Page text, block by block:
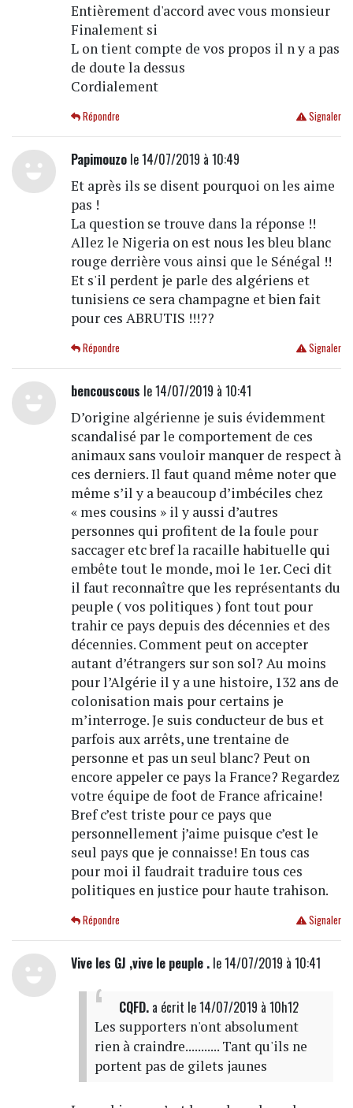
Entièrement d'accord avec vous monsieur
Finalement si
L on tient compte de vos propos il n y a pas
de doute la dessus
Cordialement
Signaler
Répondre
Papimouzole 14/07/2019 à 10:49
Et après ils se disent pourquoi on les aime
pas !
La question se trouve dans la réponse !!
Allez le Nigeria on est nous les bleu blanc
rouge derrière vous ainsi que le Sénégal !!
Et s'il perdent je parle des algériens et
tunisiens ce sera champagne et bien fait
pour ces ABRUTIS !!!??
Signaler
Répondre
bencouscous le 14/07/2019 à 10:41
D’origine algérienne je suis évidemment
scandalisé par le comportement de ces
animaux sans vouloir manquer de respect à
ces derniers. Il faut quand même noter que
même s’il y a beaucoup d’imbéciles chez
« mes cousins » il y aussi d’autres
personnes qui profitent de la foule pour
saccager etc bref la racaille habituelle qui
embête tout le monde, moi le 1er. Ceci dit
il faut reconnaître que les représentants du
peuple ( vos politiques ) font tout pour
trahir ce pays depuis des décennies et des
décennies. Comment peut on accepter
autant d’étrangers sur son sol? Au moins
pour l’Algérie il y a une histoire, 132 ans de
colonisation mais pour certains je
m’interroge. Je suis conducteur de bus et
parfois aux arrêts, une trentaine de
personne et pas un seul blanc? Peut on
encore appeler ce pays la France? Regardez
votre équipe de foot de France africaine!
Bref c’est triste pour ce pays que
personnellement j’aime puisque c’est le
seul pays que je connaisse! En tous cas
pour moi il faudrait traduire tous ces
politiques en justice pour haute trahison.
Signaler
Répondre
Vive les GJ ,vive le peuple .le 14/07/2019 à 10:41
CQFD.a écrit le 14/07/2019 à 10h12
Les supporters n'ont absolument
rien à craindre........... Tant qu'ils ne
portent pas de gilets jaunes